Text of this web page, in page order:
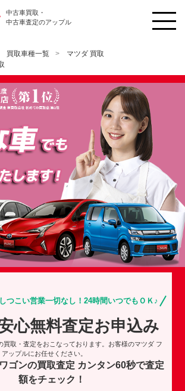
中古車買取・
中古車査定のアップル
買取車種一覧
マツダ 買取
しつこい営業一切なし！24時間いつでもＯＫ♪
心無料査定お申込み
買取・査定をおこなっております。お客様のマツダ フ
ップルにお任せください。
ゴンの買取査定 カンタン60秒で査定
額をチェック！